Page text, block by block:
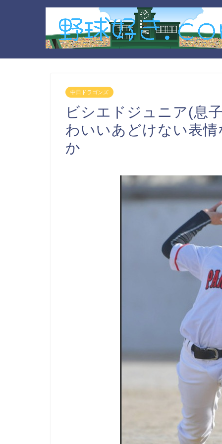
中日ドラゴンズ
ビシエドジュニア(息
わいいあどけない表
か